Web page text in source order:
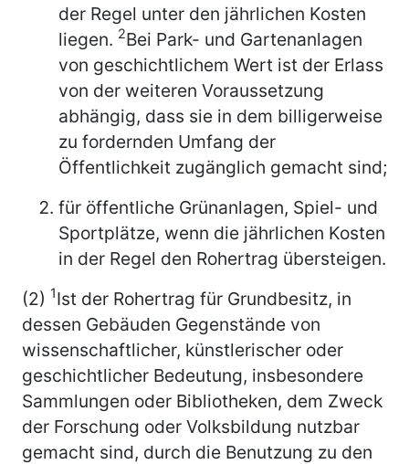
der Regel unter den jährlichen Kosten
liegen. 2Bei Park- und Gartenanlagen
von geschichtlichem Wert ist der Erlass
von der weiteren Voraussetzung
abhängig, dass sie in dem billigerweise
zu fordernden Umfang der
Öffentlichkeit zugänglich gemacht sind;
für öffentliche Grünanlagen, Spiel- und
Sportplätze, wenn die jährlichen Kosten
in der Regel den Rohertrag übersteigen.
(2) 1Ist der Rohertrag für Grundbesitz, in
dessen Gebäuden Gegenstände von
wissenschaftlicher, künstlerischer oder
geschichtlicher Bedeutung, insbesondere
Sammlungen oder Bibliotheken, dem Zweck
der Forschung oder Volksbildung nutzbar
gemacht sind, durch die Benutzung zu den